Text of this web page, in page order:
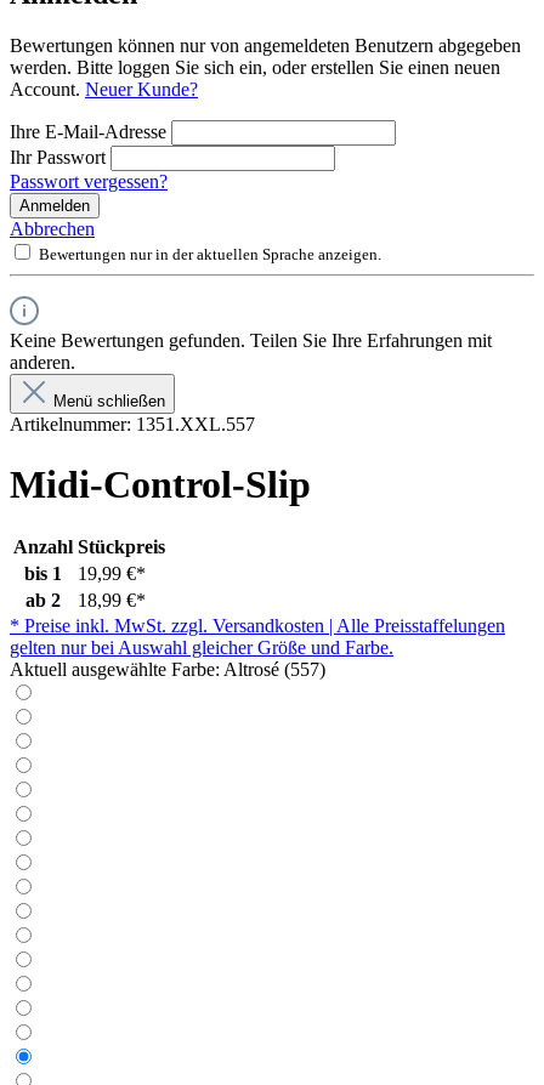
Bewertungen können nur von angemeldeten Benutzern abgegeben
werden. Bitte loggen Sie sich ein, oder erstellen Sie einen neuen
Account. Neuer Kunde?
Ihre E-Mail-Adresse
Ihr Passwort
Passwort vergessen?
Anmelden
Abbrechen
Bewertungen nur in der aktuellen Sprache anzeigen.
Keine Bewertungen gefunden. Teilen Sie Ihre Erfahrungen mit
anderen.
Menü schließen
Artikelnummer: 1351.XXL.557
Midi-Control-Slip
Anzahl Stückpreis
bis 1
19,99 €*
ab 2
18,99 €*
* Preise inkl. MwSt. zzgl. Versandkosten | Alle Preisstaffelungen
gelten nur bei Auswahl gleicher Größe und Farbe.
Aktuell ausgewählte Farbe: Altrosé (557)